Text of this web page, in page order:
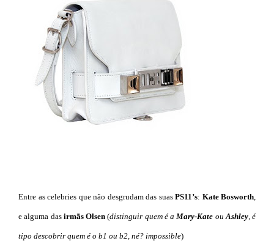
Entre as celebries que não desgrudam das suas PS11’s: Kate Bosworth
e alguma das irmãs Olsen (distinguir quem é a Mary-Kate ou Ashley, é
tipo descobrir quem é o b1 ou b2, né? impossible)